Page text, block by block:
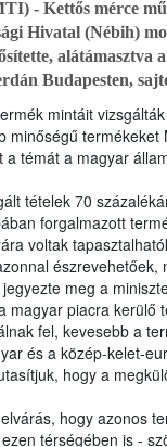
- Kettős mérce
Hivatal (Nébih)
alátámasztva
Budapesten,
mintáit
minőségű
témát a magyar
tételek 70
forgalmazott
voltak
meg a
piacra kerülő
fel, kevesebb a
és a közép-kelet-
hogy a
hogy azonos
térségében is -